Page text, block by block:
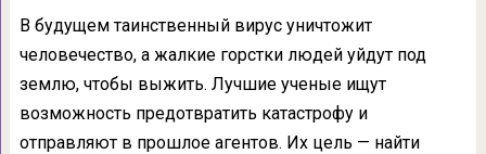
В будущем таинственный вирус уничтожит
человечество, а жалкие горстки людей уйдут под
землю, чтобы выжить. Лучшие ученые ищут
возможность предотвратить катастрофу и
отправляют в прошлое агентов. Их цель — найти